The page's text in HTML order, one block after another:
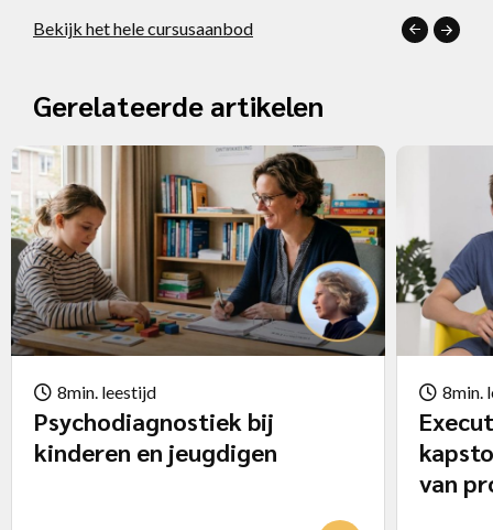
Bekijk het hele cursusaanbod
Gerelateerde artikelen
8min. leestijd
Psychodiagnostiek bij
kinderen en jeugdigen
8min.
van